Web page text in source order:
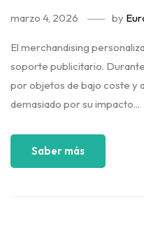
marzo 4, 2026 by
El merchandising
soporte publicitario.
por objetos de bajo coste y
demasiado por su impacto...
Saber más